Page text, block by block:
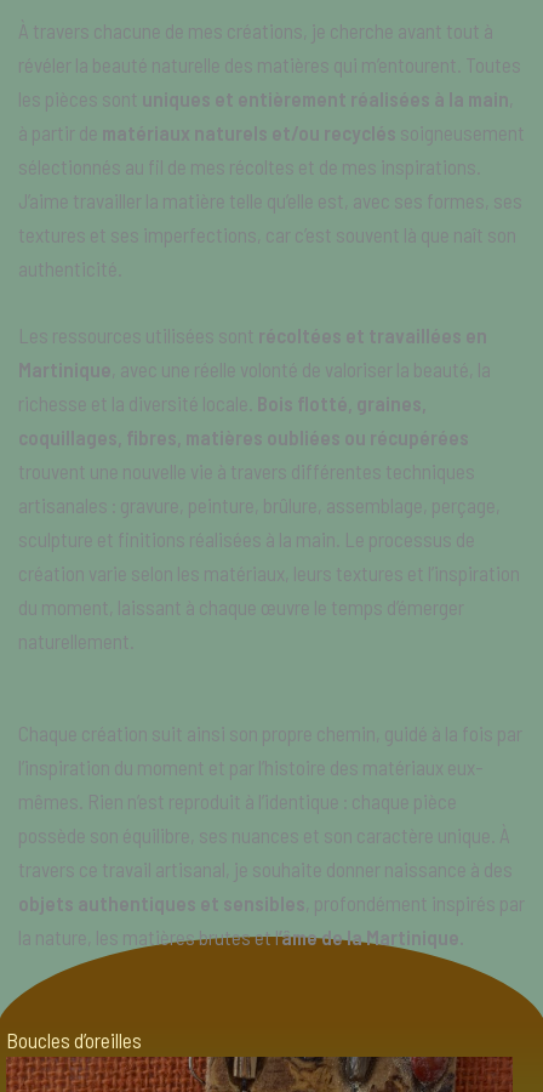
À travers chacune de mes créations, je cherche avant tout à
révéler la beauté naturelle des matières qui m’entourent. Toutes
les pièces sont uniques et entièrement réalisées à la main
à partir de matériaux naturels et/ou recyclés soigneusement
sélectionnés au fil de mes récoltes et de mes inspirations.
J’aime travailler la matière telle qu’elle est, avec ses formes, ses
textures et ses imperfections, car c’est souvent là que naît son
authenticité.
Les ressources utilisées sont récoltées et travaillées en
Martinique , avec une réelle volonté de valoriser la beauté, la
richesse et la diversité locale. Bois flotté, graines,
coquillages, fibres, matières oubliées ou récupérées
trouvent une nouvelle vie à travers différentes techniques
artisanales : gravure, peinture, brûlure, assemblage, perçage,
sculpture et finitions réalisées à la main. Le processus de
création varie selon les matériaux, leurs textures et l’inspiration
du moment, laissant à chaque œuvre le temps d’émerger
naturellement.
Chaque création suit ainsi son propre chemin, guidé à la fois par
l’inspiration du moment et par l’histoire des matériaux eux-
mêmes. Rien n’est reproduit à l’identique : chaque pièce
possède son équilibre, ses nuances et son caractère unique. À
travers ce travail artisanal, je souhaite donner naissance à des
objets authentiques et sensibles , profondément inspirés par
la nature, les matières brutes et l’âme de la Martinique.
Boucles d’oreilles